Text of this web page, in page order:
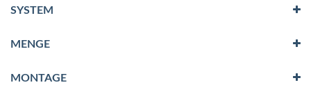
SYSTEM
MENGE
MONTAGE